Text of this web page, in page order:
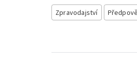
Zpravodajství